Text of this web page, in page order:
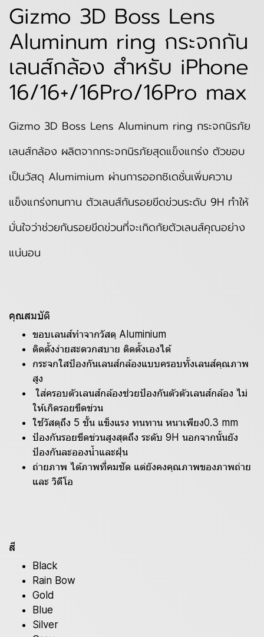
Gizmo 3D Boss Lens
Aluminum ring กระจกกัน
เลนส์กล้อง สำหรับ iPhone
16/16+/16Pro/16Pro max
Gizmo 3D Boss Lens Aluminum ring กระจกนิรภัย
เลนส์กล้อง ผลิตจากกระจกนิรภัยสุดแข็งแกร่ง ตัวขอบ
เป็นวัสดุ Alumimium ผ่านการออกซิเดชั่นเพิ่มความ
แข็งแกร่งทนทาน ตัวเลนส์กันรอยขีดข่วนระดับ 9H ทำให้
มั่นใจว่าช่วยกันรอยขีดข่วนที่จะเกิดกัยตัวเลนส์คุณอย่าง
แน่นอน
คุณสมบัติ
ขอบเลนส์ทำจากวัสดุ Aluminium
ติดตั้งง่ายสะดวกสบาย ติดตั้งเองได้
กระจกใสป้องกันเลนส์กล้องแบบครอบทั้งเลนส์คุณภาพ
สูง
ใส่ครอบตัวเลนส์กล้องช่วยป้องกันตัวตัวเลนส์กล้อง ไม่
ให้เกิดรอยขีดข่วน
ใช้วัสดุถึง 5 ชั้น แข็งแรง ทนทาน หนาเพียง0.3 mm
ป้องกันรอยขีดข่วนสูงสุดถึง ระดับ 9H นอกจากนั้นยัง
ป้องกันละอองน้ำและฝุ่น
ถ่ายภาพ ได้ภาพที่คมชัด แต่ยังคงคุณภาพของภาพถ่าย
และ วิดีโอ
สี
Black
Rain Bow
Gold
Blue
Silver